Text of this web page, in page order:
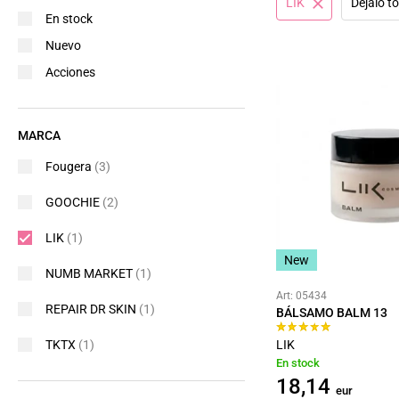
LIK Déjalo
New
Art: 05434
BÁLSAMO BALM 13
LIK
En stock
18,14 eur
En stock
Nuevo
Acciones
MARCA
Fougera (3)
GOOCHIE (2)
LIK (1)
NUMB MARKET (1)
REPAIR DR SKIN (1)
TKTX (1)